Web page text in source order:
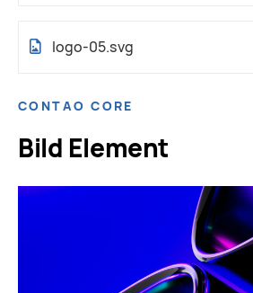
logo-05.svg
CONTAO CORE
Bild Element